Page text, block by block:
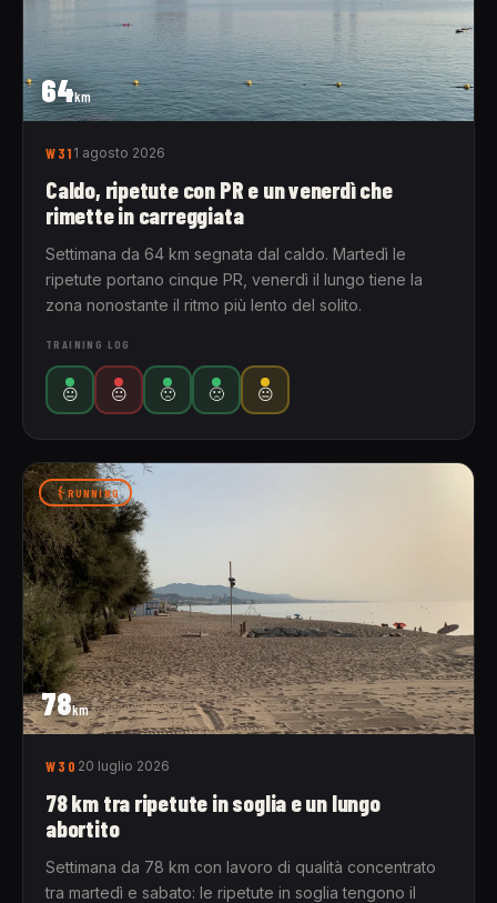
64km
W31 1 agosto 2026
Caldo, ripetute con PR e un venerdì che
rimette in carreggiata
Settimana da 64 km segnata dal caldo. Martedì le
ripetute portano cinque PR, venerdì il lungo tiene la
zona nonostante il ritmo più lento del solito.
TRAINING LOG
😐 😐 🙁 🙁 😐
78km
RUNNING
W30 20 luglio 2026
78 km tra ripetute in soglia e un lungo
abortito
Settimana da 78 km con lavoro di qualità concentrato
tra martedì e sabato: le ripetute in soglia tengono il